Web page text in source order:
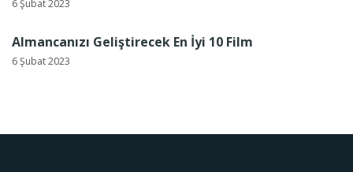
6 Şubat 2023
Almancanızı Geliştirecek En İyi 10 Film
6 Şubat 2023